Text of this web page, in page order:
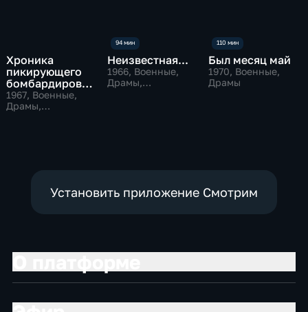
Хроника
пикирующего
бомбардировщи
ка
1967, Военные,
Драмы,
Неизвестная...
1966, Военные,
Драмы,
Был месяц май
1970, Военные,
Драмы
Установить приложение Смотрим